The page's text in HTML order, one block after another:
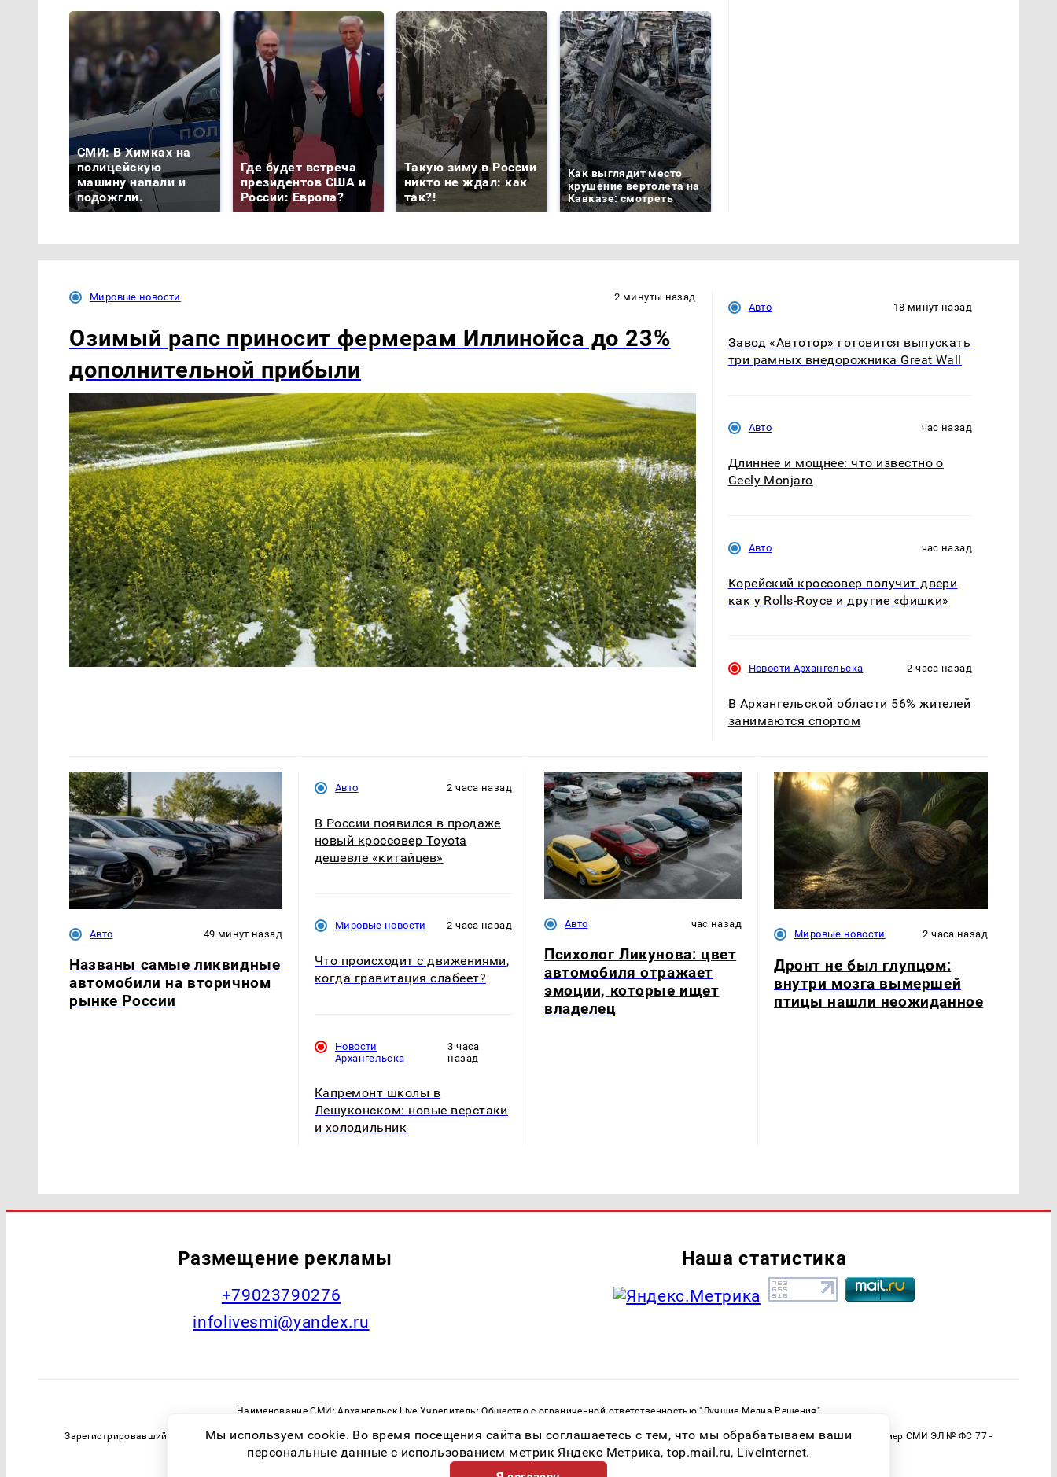
СМИ: В Химках на
полицейскую
машину напали и
подожгли.
Где будет встреча
президентов США и
России: Европа?
Такую зиму в России
никто не ждал: как
так?!
Как выглядит место
крушение вертолета на
Кавказе: смотреть
Мировые новости 2 минуты назад
Озимый рапс приносит фермерам Иллинойса до 23%
дополнительной прибыли
Авто 18 минут назад
Завод «Автотор» готовится выпускать
три рамных внедорожника Great Wall
Авто час назад
Длиннее и мощнее: что известно о
Geely Monjaro
Авто час назад
Корейский кроссовер получит двери
как у Rolls-Royce и другие «фишки»
Новости Архангельска 2 часа назад
В Архангельской области 56% жителей
занимаются спортом
Авто 49 минут назад
Названы самые ликвидные
автомобили на вторичном
рынке России
Авто 2 часа назад
В России появился в продаже
новый кроссовер Toyota
дешевле «китайцев»
Мировые новости 2 часа назад
Что происходит с движениями,
когда гравитация слабеет?
Новости
Архангельска
3 часа
назад
Капремонт школы в
Лешуконском: новые верстаки
и холодильник
Авто час назад
Психолог Ликунова: цвет
автомобиля отражает
эмоции, которые ищет
владелец
Мировые новости 2 часа назад
Дронт не был глупцом:
внутри мозга вымершей
птицы нашли неожиданное
Размещение рекламы
+79023790276
infolivesmi@yandex.ru
Наша статистика
Наименование СМИ: Архангельск Live Учредитель: Общество с ограниченной ответственностью "Лучшие Медиа Решения"
Зарегистрировавший орган: Федеральная служба по надзору в сфере связи, информационных технологий и массовых коммуникаций (Роскомнадзор) Регистрационный номер СМИ ЭЛ № ФС 77 -
82533 от 21.01.2022
Мы используем cookie. Во время посещения сайта вы соглашаетесь с тем, что мы обрабатываем ваши
персональные данные с использованием метрик Яндекс Метрика, top.mail.ru, LiveInternet.